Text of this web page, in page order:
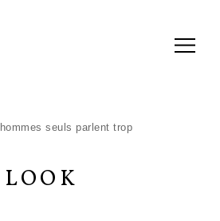
seuls parlent trop
LOOK
【BEAU
】
【ENFANT
【ENFANT